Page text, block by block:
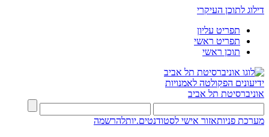
דילוג לתוכן העיקרי
תפריט עליון
תפריט ראשי
תוכן ראשי
ידיעונים הפקולטה לאמנויות
אוניברסיטת תל אביב
מערכת פניותאזור אישי לסטודנטים.יותלהרשמה